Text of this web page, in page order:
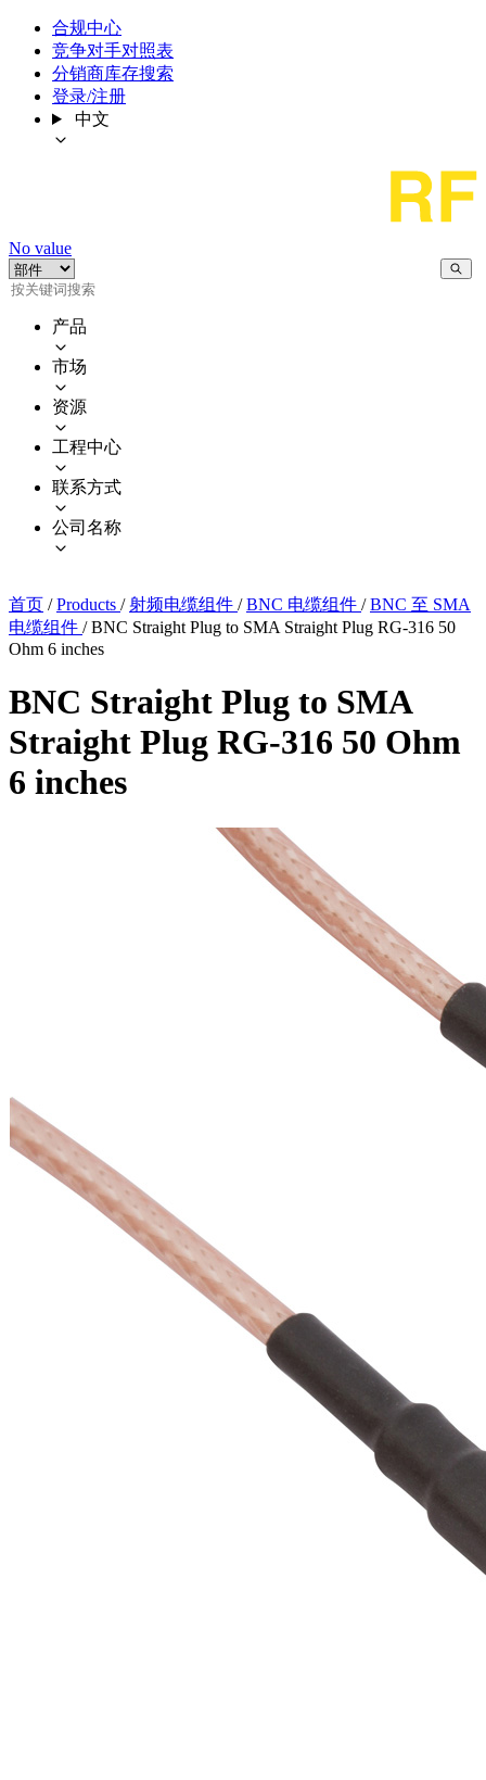
合规中心
竞争对手对照表
分销商库存搜索
登录/注册
中文
No value
产品
市场
资源
工程中心
联系方式
公司名称
首页 / Products / 射频电缆组件 / BNC 电缆组件 / BNC 至 SMA
电缆组件 / BNC Straight Plug to SMA Straight Plug RG-316 50
Ohm 6 inches
BNC Straight Plug to SMA
Straight Plug RG-316 50 Ohm
6 inches